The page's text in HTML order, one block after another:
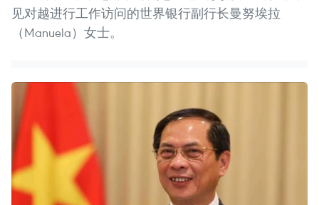
见对越进行工作访问的世界银行副行长曼努埃拉
（Manuela）女士。